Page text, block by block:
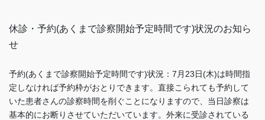
休診・予約(あくまで診察開始予定時間です)状況のお知ら
せ
予約(あくまで診察開始予定時間です)状況：7月23日(木)は時間指
定しなければ予約枠がおとりできます。直接こられても予約して
いた患者さんの診察時間を削ぐことになりますので、当日診察は
基本的にお断りさせていただいています。外来に受診されている